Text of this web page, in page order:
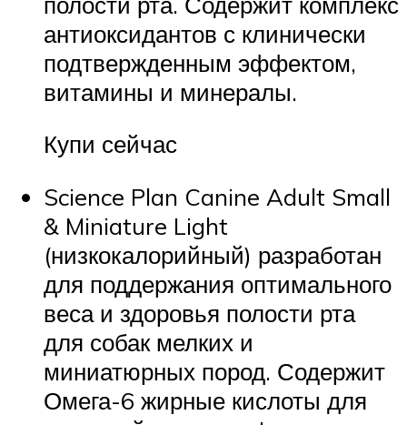
антиоксидантов с клинически
подтвержденным эффектом,
витамины и минералы.
Купи сейчас
Science Plan Canine Adult Small
& Miniature Light
(низкокалорийный) разработан
для поддержания оптимального
веса и здоровья полости рта
для собак мелких и
миниатюрных пород. Содержит
Омега-6 жирные кислоты для